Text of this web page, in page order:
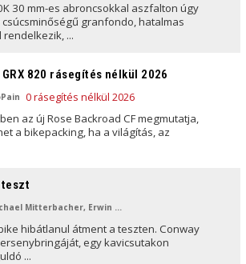
30 mm-es abroncsokkal aszfalton úgy
granfondo, hatalmas
...
820 rásegítés nélkül 2026
az új Rose Backroad CF megmutatja,
a bikepacking, ha a világítás, az
teszt
Mitterbacher, Erwin Haiden, NoMan
hibátlanul átment a teszten. Conway
egy kavicsutakon
...